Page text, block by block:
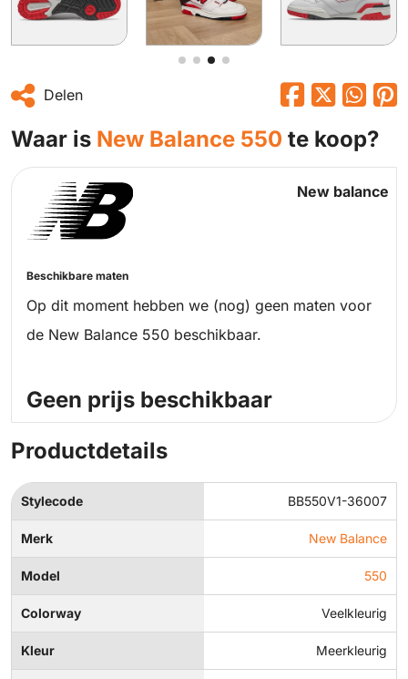
Delen
Waar is New Balance 550 te koop?
New balance
Beschikbare maten
Op dit moment hebben we (nog) geen maten voor
de New Balance 550 beschikbaar.
Geen prijs beschikbaar
Productdetails
Stylecode BB550V1-36007
Merk New Balance
Model 550
Colorway Veelkleurig
Kleur Meerkleurig